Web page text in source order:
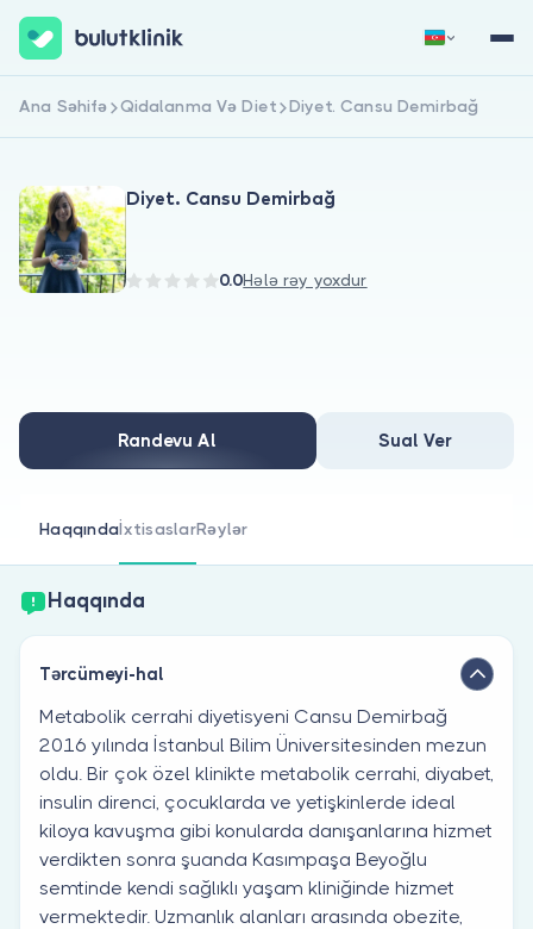
Həkimlər üçün
Həkim siniz?
Qeydiyyat Daxil Ol
Ana Səhifə Qidalanma Və Diet Diyet. Cansu Demirbağ
Diyet. Cansu Demirbağ
0.0Hələ rəy yoxdur
Randevu Al Sual Ver
HaqqındaİxtisaslarRəylər
Haqqında
Tərcümeyi-hal
Metabolik cerrahi diyetisyeni Cansu Demirbağ
2016 yılında İstanbul Bilim Üniversitesinden mezun
oldu. Bir çok özel klinikte metabolik cerrahi, diyabet,
insulin direnci, çocuklarda ve yetişkinlerde ideal
kiloya kavuşma gibi konularda danışanlarına hizmet
verdikten sonra şuanda Kasımpaşa Beyoğlu
semtinde kendi sağlıklı yaşam kliniğinde hizmet
vermektedir. Uzmanlık alanları arasında obezite,